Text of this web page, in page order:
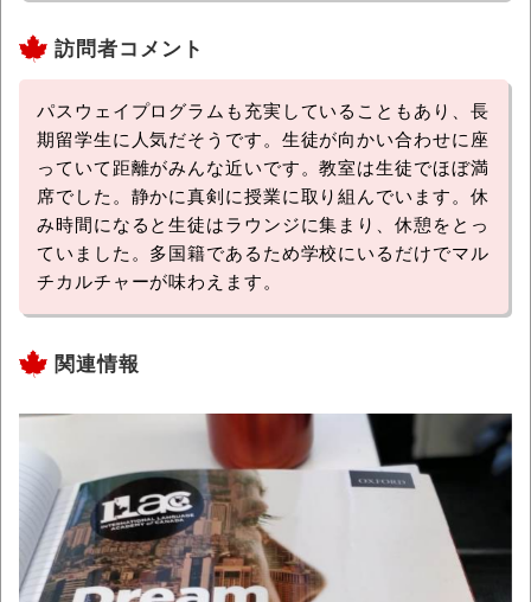
訪問者コメント
パスウェイプログラムも充実していることもあり、長
期留学生に人気だそうです。生徒が向かい合わせに座
っていて距離がみんな近いです。教室は生徒でほぼ満
席でした。静かに真剣に授業に取り組んでいます。休
み時間になると生徒はラウンジに集まり、休憩をとっ
ていました。多国籍であるため学校にいるだけでマル
チカルチャーが味わえます。
関連情報